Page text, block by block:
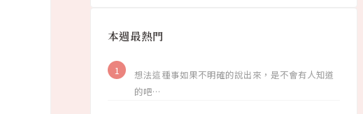
本週最熱門
想法這種事如果不明確的說出來，是不會有人知道
的吧…